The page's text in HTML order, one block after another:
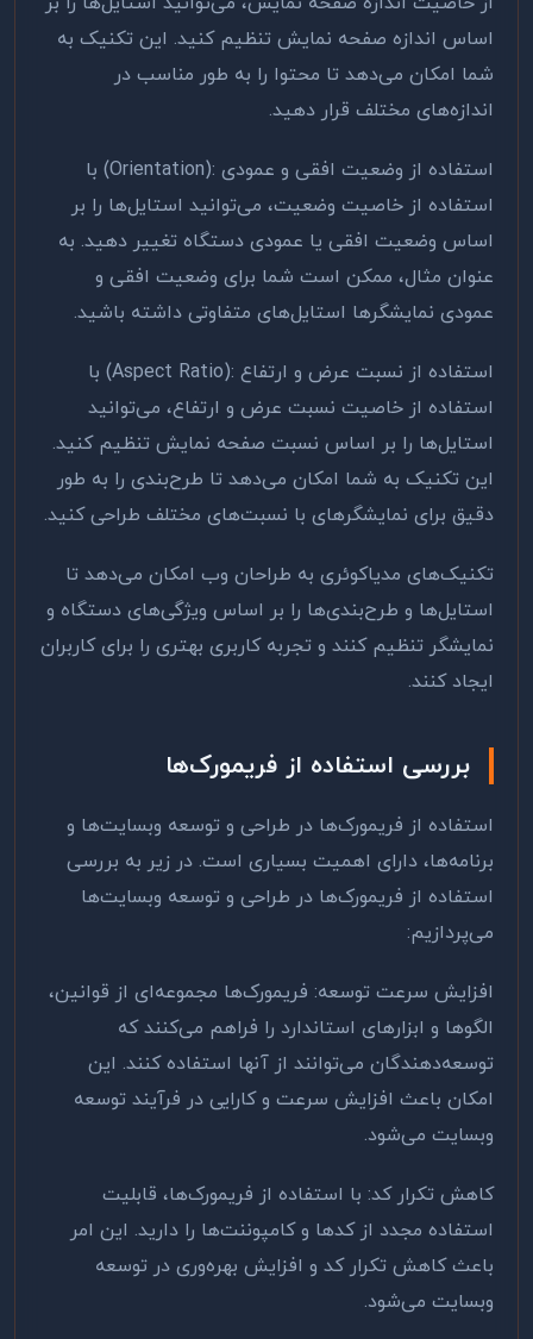
اساس اندازه صفحه نمایش تنظیم کنید. این تکنیک به
شما امکان می‌دهد تا محتوا را به طور مناسب در
اندازه‌های مختلف قرار دهید.
استفاده از وضعیت افقی و عمودی (Orientation): با
استفاده از خاصیت وضعیت، می‌توانید استایل‌ها را بر
اساس وضعیت افقی یا عمودی دستگاه تغییر دهید. به
عنوان مثال، ممکن است شما برای وضعیت افقی و
عمودی نمایشگرها استایل‌های متفاوتی داشته باشید.
استفاده از نسبت عرض و ارتفاع (Aspect Ratio): با
استفاده از خاصیت نسبت عرض و ارتفاع، می‌توانید
استایل‌ها را بر اساس نسبت صفحه نمایش تنظیم کنید.
این تکنیک به شما امکان می‌دهد تا طرح‌بندی را به طور
دقیق برای نمایشگرهای با نسبت‌های مختلف طراحی کنید.
تکنیک‌های مدیاکوئری به طراحان وب امکان می‌دهد تا
استایل‌ها و طرح‌بندی‌ها را بر اساس ویژگی‌های دستگاه و
نمایشگر تنظیم کنند و تجربه کاربری بهتری را برای کاربران
ایجاد کنند.
بررسی استفاده از فریمورک‌ها
استفاده از فریمورک‌ها در طراحی و توسعه وبسایت‌ها و
برنامه‌ها، دارای اهمیت بسیاری است. در زیر به بررسی
استفاده از فریمورک‌ها در طراحی و توسعه وبسایت‌ها
می‌پردازیم:
افزایش سرعت توسعه: فریمورک‌ها مجموعه‌ای از قوانین،
الگوها و ابزارهای استاندارد را فراهم می‌کنند که
توسعه‌دهندگان می‌توانند از آنها استفاده کنند. این
امکان باعث افزایش سرعت و کارایی در فرآیند توسعه
وبسایت می‌شود.
کاهش تکرار کد: با استفاده از فریمورک‌ها، قابلیت
استفاده مجدد از کدها و کامپوننت‌ها را دارید. این امر
باعث کاهش تکرار کد و افزایش بهره‌وری در توسعه
وبسایت می‌شود.